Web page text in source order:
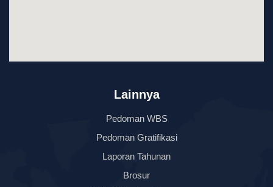
Lainnya
Pedoman WBS
Pedoman Gratifikasi
Laporan Tahunan
Brosur